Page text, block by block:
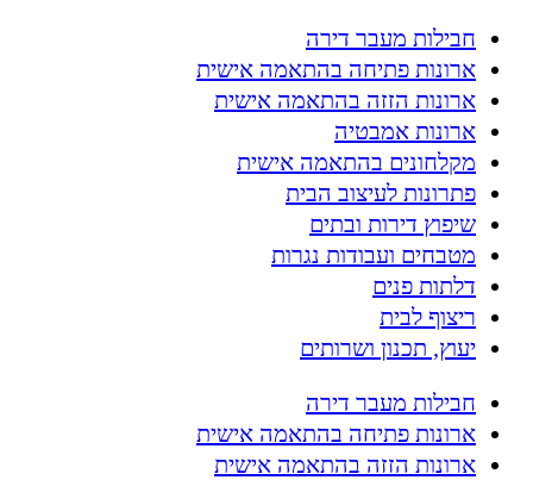
חבילות מעבר דירה
ארונות פתיחה בהתאמה אישית
ארונות הזזה בהתאמה אישית
ארונות אמבטיה
מקלחונים בהתאמה אישית
פתרונות לעיצוב הבית
שיפוץ דירות ובתים
מטבחים ועבודות נגרות
דלתות פנים
ריצוף לבית
יעוץ, תכנון ושרותים
חבילות מעבר דירה
ארונות פתיחה בהתאמה אישית
ארונות הזזה בהתאמה אישית